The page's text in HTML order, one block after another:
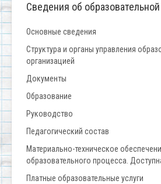
Сведения об
Основные сведения
Структура и органы управления
организацией
Документы
Образование
Руководство
Педагогический состав
Материально-техническое
образовательного процесса.
Платные образовательные услуги